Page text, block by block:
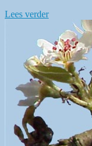
Lees verder